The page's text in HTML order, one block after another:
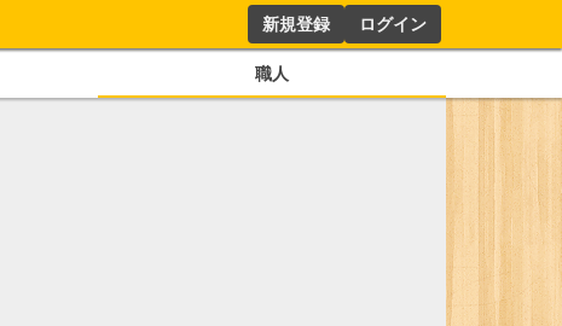
新規登録 ログイン
職人